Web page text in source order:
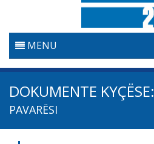
MENU
FILLESTARE
LUFTA KUNDËR KORRUPSIONIT
Kërko dokumente
Kërko
DOKUMENTE KYÇËSE:
PAVARËSI